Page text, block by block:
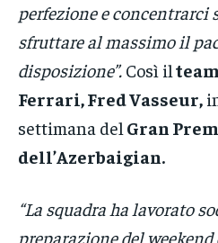
perfezione e concentrarci
sfruttare al massimo il
disposizione”. Così il
Ferrari, Fred Vasseur,
settimana del Gran
dell’Azerbaigian.
“La squadra ha lavorato
preparazione del